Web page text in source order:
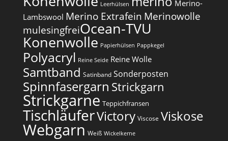
Leerhülsen
Merino-
Lambswool Merino Extrafein Merinowolle
mulesingfrei​Ocean-TVU
Konenwolle Papierhülsen Pappkegel
Polyacryl Reine Seide Reine Wolle
Samtband Satinband Sonderposten
Spinnfasergarn Strickgarn
Strickgarne Teppichfransen
TischläuferVictory Viscose Viskose
Webgarn Weiß Wickelkerne